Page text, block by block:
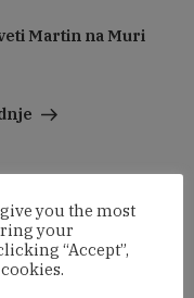
Martin na Muri
you the most
your
“Accept”,